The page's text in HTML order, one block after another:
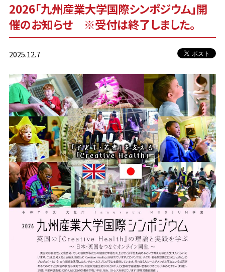
2026「九州産業大学国際シンポジウム」開
催のお知らせ ※受付は終了しました。
2025.12.7